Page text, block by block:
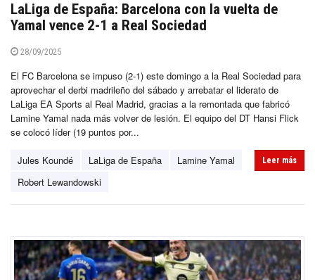
LaLiga de España: Barcelona con la vuelta de
Yamal vence 2-1 a Real Sociedad
28/09/2025
El FC Barcelona se impuso (2-1) este domingo a la Real Sociedad para
aprovechar el derbi madrileño del sábado y arrebatar el liderato de
LaLiga EA Sports al Real Madrid, gracias a la remontada que fabricó
Lamine Yamal nada más volver de lesión. El equipo del DT Hansi Flick
se colocó líder (19 puntos por...
Jules Koundé LaLiga de España
Lamine Yamal
Robert Lewandowski
Leer más